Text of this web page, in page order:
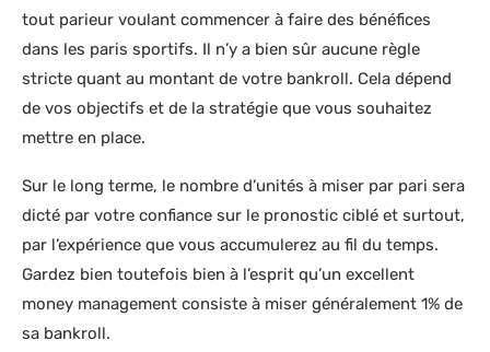
tout parieur voulant commencer à faire des bénéfices
dans les paris sportifs. Il n’y a bien sûr aucune règle
stricte quant au montant de votre bankroll. Cela dépend
de vos objectifs et de la stratégie que vous souhaitez
mettre en place.
Sur le long terme, le nombre d’unités à miser par pari sera
dicté par votre confiance sur le pronostic ciblé et surtout,
par l’expérience que vous accumulerez au fil du temps.
Gardez bien toutefois bien à l’esprit qu’un excellent
money management consiste à miser généralement 1% de
sa bankroll.